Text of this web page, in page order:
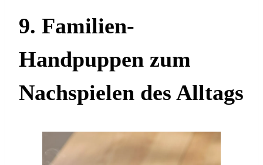
9. Familien-
Handpuppen zum
Nachspielen des Alltags